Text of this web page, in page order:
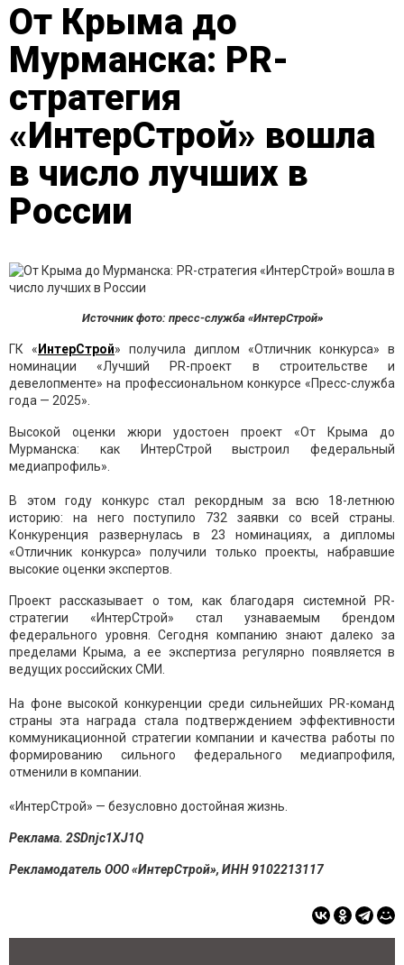
От Крыма до
Мурманска: PR-
стратегия
«ИнтерСтрой» вошла
в число лучших в
России
Источник фото: пресс-служба «ИнтерСтрой»
ГК « ИнтерСтрой» получила диплом «Отличник конкурса» в
номинации «Лучший PR-проект в строительстве и
девелопменте» на профессиональном конкурсе «Пресс-служба
года — 2025».
Высокой оценки жюри удостоен проект «От Крыма до
Мурманска: как ИнтерСтрой выстроил федеральный
медиапрофиль».
В этом году конкурс стал рекордным за всю 18-летнюю
историю: на него поступило 732 заявки со всей страны.
Конкуренция развернулась в 23 номинациях, а дипломы
«Отличник конкурса» получили только проекты, набравшие
высокие оценки экспертов.
Проект рассказывает о том, как благодаря системной PR-
стратегии «ИнтерСтрой» стал узнаваемым брендом
федерального уровня. Сегодня компанию знают далеко за
пределами Крыма, а ее экспертиза регулярно появляется в
ведущих российских СМИ.
На фоне высокой конкуренции среди сильнейших PR-команд
страны эта награда стала подтверждением эффективности
коммуникационной стратегии компании и качества работы по
формированию сильного федерального медиапрофиля,
отменили в компании.
«ИнтерСтрой» — безусловно достойная жизнь.
Реклама. 2SDnjc1XJ1Q
Рекламодатель ООО «ИнтерСтрой», ИНН 9102213117